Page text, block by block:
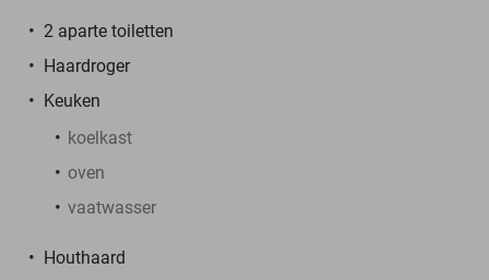
2 aparte toiletten
Haardroger
Keuken
koelkast
oven
vaatwasser
Houthaard